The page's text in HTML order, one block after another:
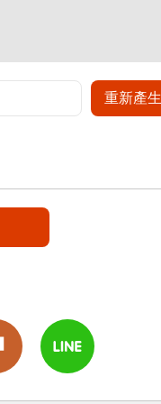
重新產